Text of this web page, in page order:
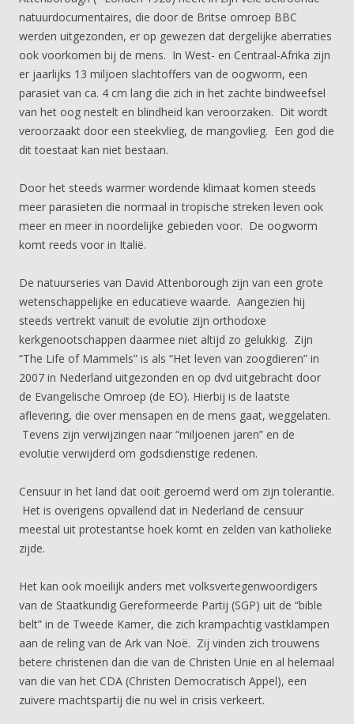
natuurdocumentaires, die door de Britse omroep BBC
werden uitgezonden, er op gewezen dat dergelijke aberraties
ook voorkomen bij de mens. In West- en Centraal-Afrika zijn
er jaarlijks 13 miljoen slachtoffers van de oogworm, een
parasiet van ca. 4 cm lang die zich in het zachte bindweefsel
van het oog nestelt en blindheid kan veroorzaken. Dit wordt
veroorzaakt door een steekvlieg, de mangovlieg. Een god die
dit toestaat kan niet bestaan.
Door het steeds warmer wordende klimaat komen steeds
meer parasieten die normaal in tropische streken leven ook
meer en meer in noordelijke gebieden voor. De oogworm
komt reeds voor in Italië.
De natuurseries van David Attenborough zijn van een grote
wetenschappelijke en educatieve waarde. Aangezien hij
steeds vertrekt vanuit de evolutie zijn orthodoxe
kerkgenootschappen daarmee niet altijd zo gelukkig. Zijn
“The Life of Mammels” is als “Het leven van zoogdieren” in
2007 in Nederland uitgezonden en op dvd uitgebracht door
de Evangelische Omroep (de EO). Hierbij is de laatste
aflevering, die over mensapen en de mens gaat, weggelaten.
Tevens zijn verwijzingen naar “miljoenen jaren” en de
evolutie verwijderd om godsdienstige redenen.
Censuur in het land dat ooit geroemd werd om zijn tolerantie.
Het is overigens opvallend dat in Nederland de censuur
meestal uit protestantse hoek komt en zelden van katholieke
zijde.
Het kan ook moeilijk anders met volksvertegenwoordigers
van de Staatkundig Gereformeerde Partij (SGP) uit de “bible
belt” in de Tweede Kamer, die zich krampachtig vastklampen
aan de reling van de Ark van Noë. Zij vinden zich trouwens
betere christenen dan die van de Christen Unie en al helemaal
van die van het CDA (Christen Democratisch Appel), een
zuivere machtspartij die nu wel in crisis verkeert.